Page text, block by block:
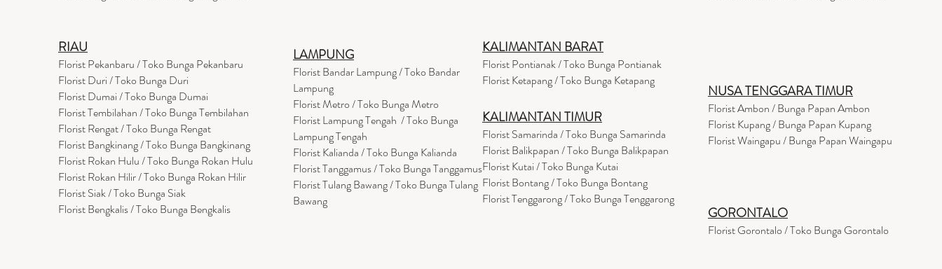
RIAU
Florist Pekanbaru / Toko Bunga Pekanbaru
Florist Duri / Toko Bunga Duri
Florist Dumai / Toko Bunga Dumai
Florist Tembilahan / Toko Bunga Tembilahan
Florist Rengat / Toko Bunga Rengat
Florist Bangkinang / Toko Bunga Bangkinang
Florist Rokan Hulu / Toko Bunga Rokan Hulu
Florist Rokan Hilir / Toko Bunga Rokan Hilir
Florist Siak / Toko Bunga Siak
Florist Bengkalis / Toko Bunga Bengkalis
LAMPUNG
Florist Bandar Lampung / Toko Bandar
Lampung
Florist Metro / Toko Bunga Metro
Florist Lampung Tengah / Toko Bunga
Lampung Tengah
Florist Kalianda / Toko Bunga Kalianda
Florist Tanggamus / Toko Bunga Tanggamus
Florist Tulang Bawang / Toko Bunga Tulang
Bawang
KALIMANTAN BARAT
Florist Pontianak / Toko Bunga Pontianak
Florist Ketapang / Toko Bunga Ketapang
KALIMANTAN TIMUR
Florist Samarinda / Toko Bunga Samarinda
Florist Balikpapan / Toko Bunga Balikpapan
Florist Kutai / Toko Bunga Kutai
Florist Bontang / Toko Bunga Bontang
Florist Tenggarong / Toko Bunga Tenggarong
NUSA TENGGARA TIMUR
Florist Ambon / Bunga Papan Ambon
Florist Kupang / Bunga Papan Kupang
Florist Waingapu / Bunga Papan Waingapu
GORONTALO
Florist Gorontalo / Toko Bunga Gorontalo